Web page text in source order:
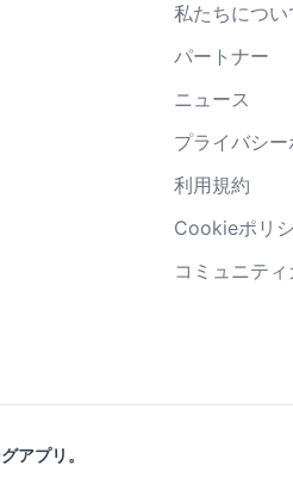
私たちについ
パートナー
ニュース
プライバシ
利用規約
Cookieポリ
コミュニテ
アプリ。